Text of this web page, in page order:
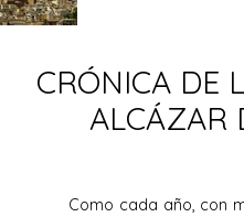
CRÓNICA DE
ALCÁZAR
Como cada año, con